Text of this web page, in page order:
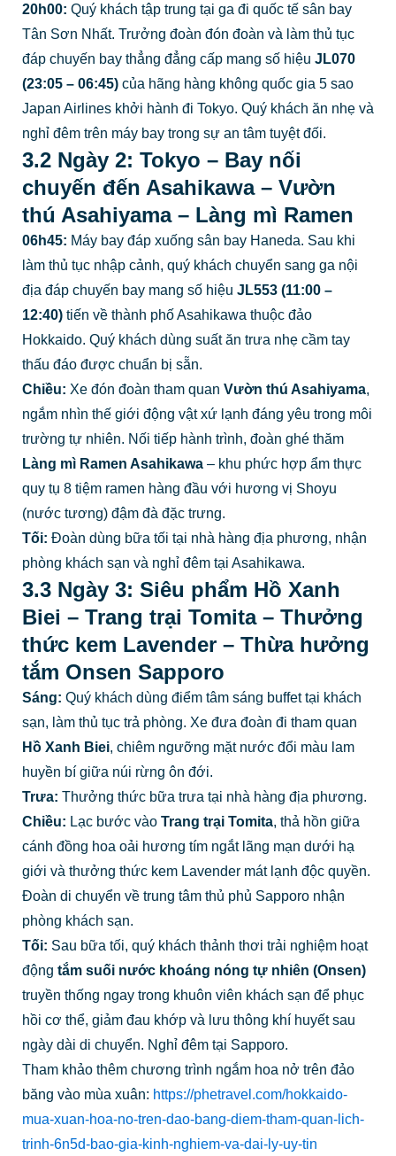
20h00: Quý khách tập trung tại ga đi quốc tế sân bay
Tân Sơn Nhất. Trưởng đoàn đón đoàn và làm thủ tục
đáp chuyến bay thẳng đẳng cấp mang số hiệu JL070
(23:05 – 06:45)của hãng hàng không quốc gia 5 sao
Japan Airlines khởi hành đi Tokyo. Quý khách ăn nhẹ và
nghỉ đêm trên máy bay trong sự an tâm tuyệt đối.
3.2 Ngày 2: Tokyo – Bay nối
chuyến đến Asahikawa – Vườn
thú Asahiyama – Làng mì Ramen
06h45: Máy bay đáp xuống sân bay Haneda. Sau khi
làm thủ tục nhập cảnh, quý khách chuyển sang ga nội
địa đáp chuyến bay mang số hiệu JL553 (11:00 –
12:40)tiến về thành phố Asahikawa thuộc đảo
Hokkaido. Quý khách dùng suất ăn trưa nhẹ cầm tay
thấu đáo được chuẩn bị sẵn.
Chiều: Xe đón đoàn tham quan Vườn thú Asahiyama,
ngắm nhìn thế giới động vật xứ lạnh đáng yêu trong môi
trường tự nhiên. Nối tiếp hành trình, đoàn ghé thăm
Làng mì Ramen Asahikawa– khu phức hợp ẩm thực
quy tụ 8 tiệm ramen hàng đầu với hương vị Shoyu
(nước tương) đậm đà đặc trưng.
Tối: Đoàn dùng bữa tối tại nhà hàng địa phương, nhận
phòng khách sạn và nghỉ đêm tại Asahikawa.
3.3 Ngày 3: Siêu phẩm Hồ Xanh
Biei – Trang trại Tomita – Thưởng
thức kem Lavender – Thừa hưởng
tắm Onsen Sapporo
Sáng: Quý khách dùng điểm tâm sáng buffet tại khách
sạn, làm thủ tục trả phòng. Xe đưa đoàn đi tham quan
Hồ Xanh Biei, chiêm ngưỡng mặt nước đổi màu lam
huyền bí giữa núi rừng ôn đới.
Trưa: Thưởng thức bữa trưa tại nhà hàng địa phương.
Chiều: Lạc bước vào Trang trại Tomita, thả hồn giữa
cánh đồng hoa oải hương tím ngắt lãng mạn dưới hạ
giới và thưởng thức kem Lavender mát lạnh độc quyền.
Đoàn di chuyển về trung tâm thủ phủ Sapporo nhận
phòng khách sạn.
Tối: Sau bữa tối, quý khách thảnh thơi trải nghiệm hoạt
động tắm suối nước khoáng nóng tự nhiên (Onsen)
truyền thống ngay trong khuôn viên khách sạn để phục
hồi cơ thể, giảm đau khớp và lưu thông khí huyết sau
ngày dài di chuyển. Nghỉ đêm tại Sapporo.
Tham khảo thêm chương trình ngắm hoa nở trên đảo
băng vào mùa xuân: https://phetravel.com/hokkaido-
mua-xuan-hoa-no-tren-dao-bang-diem-tham-quan-lich-
trinh-6n5d-bao-gia-kinh-nghiem-va-dai-ly-uy-tin